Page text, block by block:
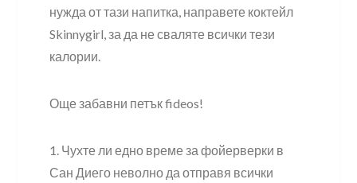
нужда от тази напитка, направете коктейл
Skinnygirl, за да не сваляте всички тези
калории.
Още забавни петък fideos!
1. Чухте ли едно време за фойерверки в
Сан Диего неволно да отправя всички